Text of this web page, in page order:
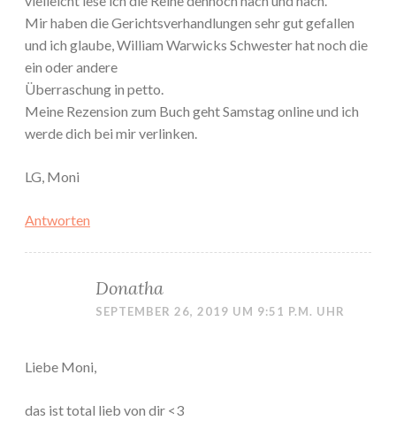
Mir haben die Gerichtsverhandlungen sehr gut gefallen
und ich glaube, William Warwicks Schwester hat noch die
ein oder andere
Überraschung in petto.
Meine Rezension zum Buch geht Samstag online und ich
werde dich bei mir verlinken.
LG, Moni
Antworten
Donatha
SEPTEMBER 26, 2019 UM 9:51 P.M. UHR
Liebe Moni,
das ist total lieb von dir <3